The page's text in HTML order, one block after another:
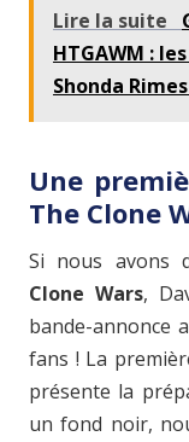
Lire la suite
HTGAWM :
Shonda
Une
The Clone
Si nous avons
Clone Wars,
bande-annonce
fans ! La
présente la
un fond noir,